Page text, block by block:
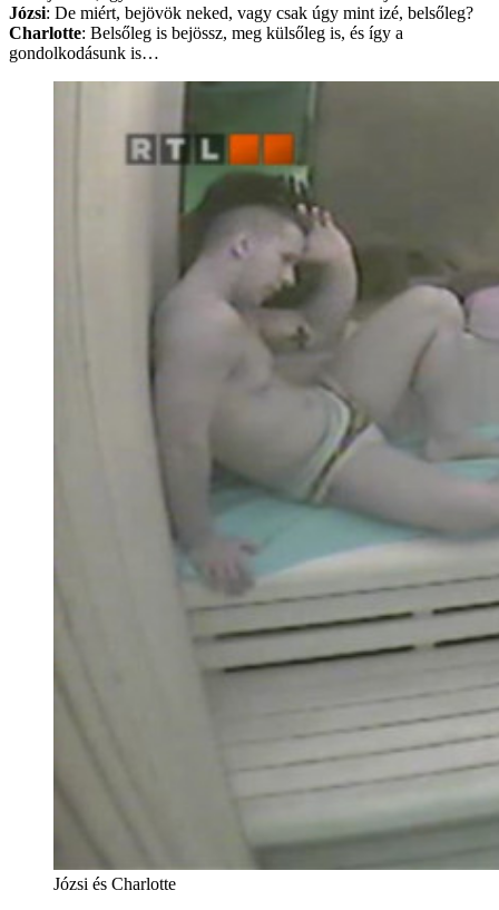
Józsi: De miért, bejövök neked, vagy csak úgy mint izé, belsőleg?
Charlotte: Belsőleg is bejössz, meg külsőleg is, és így a
gondolkodásunk is…
Józsi és Charlotte